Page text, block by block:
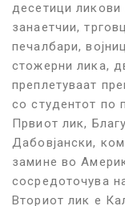
десетици ликови
занаетчии,
печалбари,
стожерни лика,
преплетуваат
со студентот по
Првиот лик,
Дабовјански,
замине во
сосредоточува
Вториот лик е